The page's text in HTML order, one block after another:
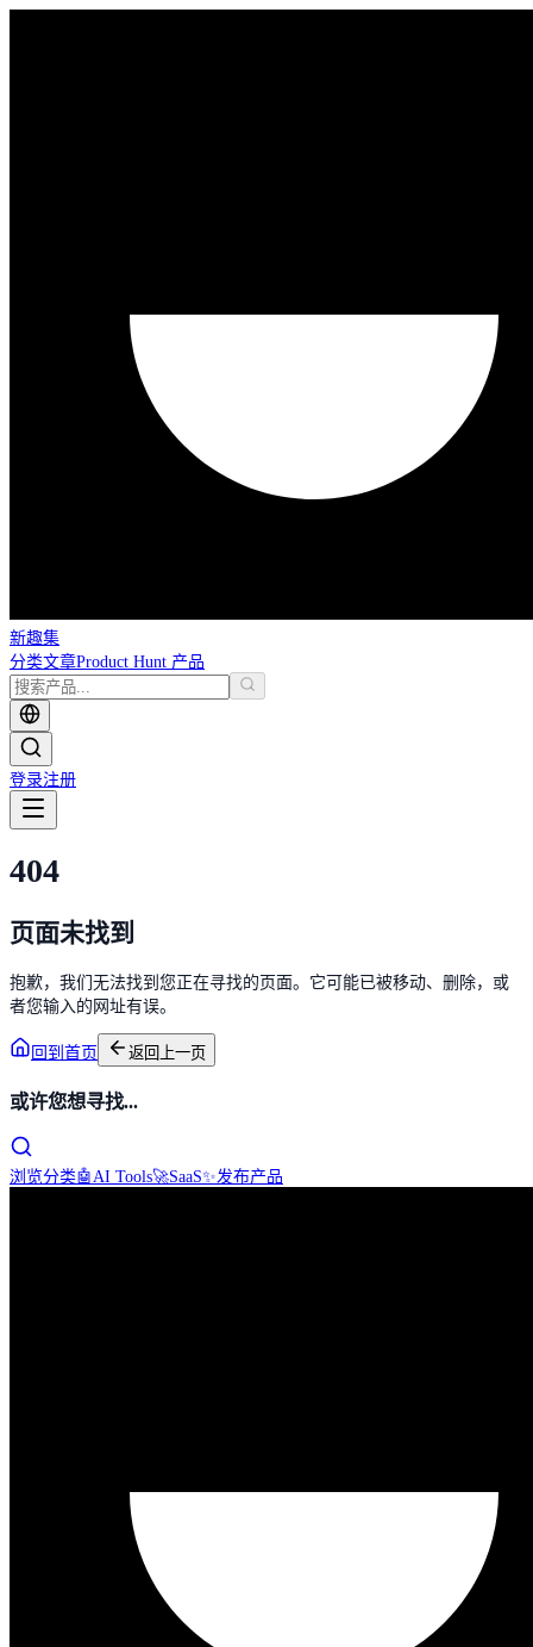
新趣集
分类文章Product Hunt 产品
登录注册
404
页面未找到
抱歉，我们无法找到您正在寻找的页面。它可能已被移动、删除，或
者您输入的网址有误。
回到首页 返回上一页
或许您想寻找...
浏览分类🤖 AI Tools🚀SaaS✨发布产品